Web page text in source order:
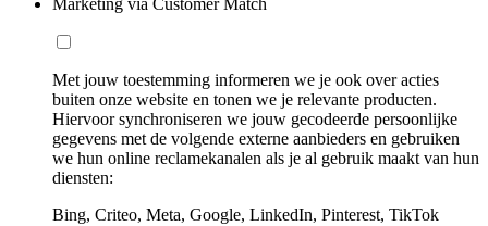
Marketing via Customer Match
Met jouw toestemming informeren we je ook over acties
buiten onze website en tonen we je relevante producten.
Hiervoor synchroniseren we jouw gecodeerde persoonlijke
gegevens met de volgende externe aanbieders en gebruiken
we hun online reclamekanalen als je al gebruik maakt van hun
diensten:
Bing, Criteo, Meta, Google, LinkedIn, Pinterest, TikTok